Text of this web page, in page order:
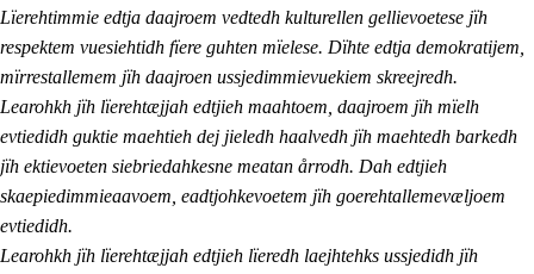
Lïerehtimmie edtja daajroem vedtedh kulturellen gellievoetese jïh
respektem vuesiehtidh fïere guhten mïelese. Dïhte edtja demokratijem,
mïrrestallemem jïh daajroen ussjedimmievuekiem skreejredh.
Learohkh jïh lïerehtæjjah edtjieh maahtoem, daajroem jïh mïelh
evtiedidh guktie maehtieh dej jieledh haalvedh jïh maehtedh barkedh
jïh ektievoeten siebriedahkesne meatan årrodh. Dah edtjieh
skaepiedimmieaavoem, eadtjohkevoetem jïh goerehtallemevæljoem
evtiedidh.
Learohkh jïh lïerehtæjjah edtjieh lïeredh laejhtehks ussjedidh jïh